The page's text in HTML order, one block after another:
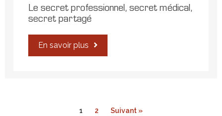
Le secret professionnel, secret médical,
secret partagé
En savoir plus
1 2 Suivant »